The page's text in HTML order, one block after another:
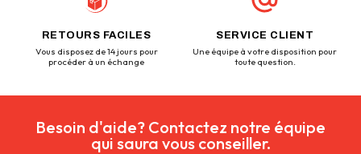
RETOURS FACILES
Vous disposez de 14 jours pour
procéder à un échange
SERVICE CLIENT
Une équipe à votre disposition pour
toute question.
Besoin d'aide? Contactez notre équipe
qui saura vous conseiller.